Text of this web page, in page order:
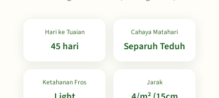
Hari ke Tuaian
45 hari
Cahaya Matahari
Separuh Teduh
Ketahanan Fros Jarak